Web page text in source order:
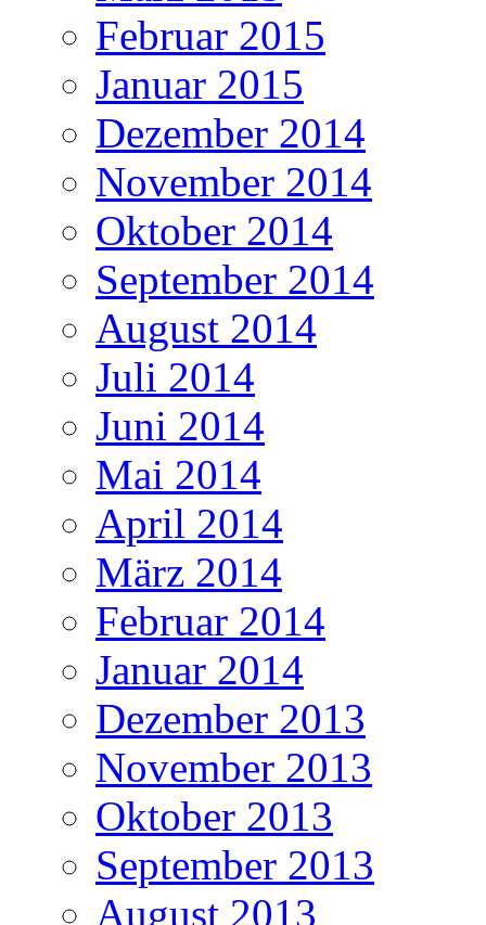
Februar 2015
Januar 2015
Dezember 2014
November 2014
Oktober 2014
September 2014
August 2014
Juli 2014
Juni 2014
Mai 2014
April 2014
März 2014
Februar 2014
Januar 2014
Dezember 2013
November 2013
Oktober 2013
September 2013
August 2013